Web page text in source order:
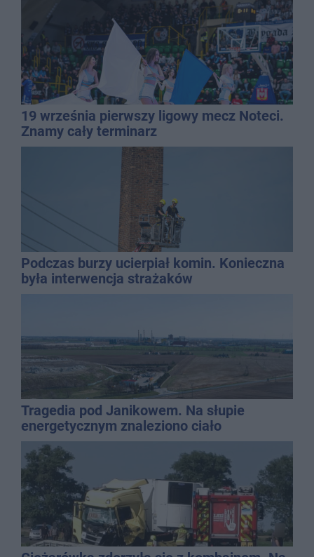
19 września pierwszy ligowy mecz Noteci.
Znamy cały terminarz
Podczas burzy ucierpiał komin. Konieczna
była interwencja strażaków
Tragedia pod Janikowem. Na słupie
energetycznym znaleziono ciało
mężczyzny